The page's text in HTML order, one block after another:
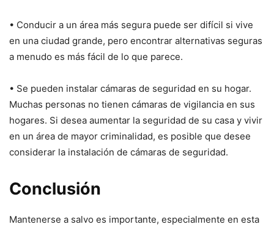
• Conducir a un área más segura puede ser difícil si vive
en una ciudad grande, pero encontrar alternativas seguras
a menudo es más fácil de lo que parece.
• Se pueden instalar cámaras de seguridad en su hogar.
Muchas personas no tienen cámaras de vigilancia en sus
hogares. Si desea aumentar la seguridad de su casa y vivir
en un área de mayor criminalidad, es posible que desee
considerar la instalación de cámaras de seguridad.
Conclusión
Mantenerse a salvo es importante, especialmente en esta